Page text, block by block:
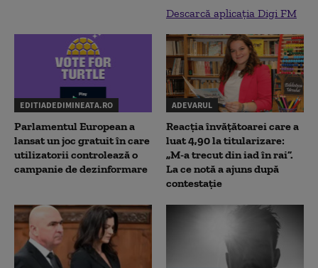
Descarcă aplicația Digi FM
EDITIADEDIMINEATA.RO
Parlamentul European a
lansat un joc gratuit în care
utilizatorii controlează o
campanie de dezinformare
ADEVARUL
Reacția învățătoarei care a
luat 4,90 la titularizare:
„M-a trecut din iad în rai”.
La ce notă a ajuns după
contestație